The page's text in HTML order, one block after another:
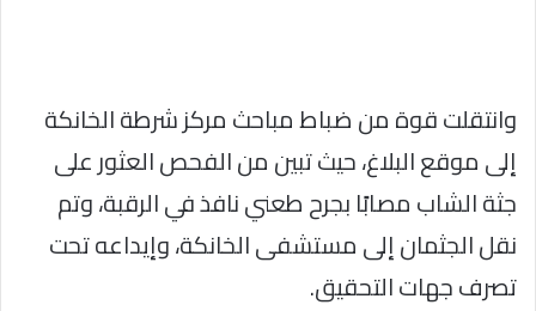
وانتقلت قوة من ضباط مباحث مركز شرطة الخانكة
إلى موقع البلاغ، حيث تبين من الفحص العثور على
جثة الشاب مصابًا بجرح طعني نافذ في الرقبة، وتم
نقل الجثمان إلى مستشفى الخانكة، وإيداعه تحت
تصرف جهات التحقيق.